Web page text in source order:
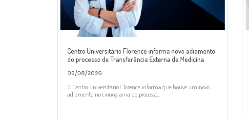
Centro Universitário Florence informa novo adiamento
do processo de Transferência Externa de Medicina
05/08/2026
O Centro Universitário Florence informa que houve um novo
adiamento no cronograma do processo...